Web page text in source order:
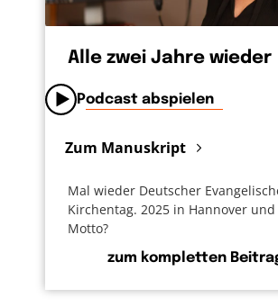
Alle zwei Jahre wieder
Podcast abspielen
Zum Manuskript
Mal wieder Deutscher
Kirchentag. 2025 in Hannover und
Motto?
zum kompletten